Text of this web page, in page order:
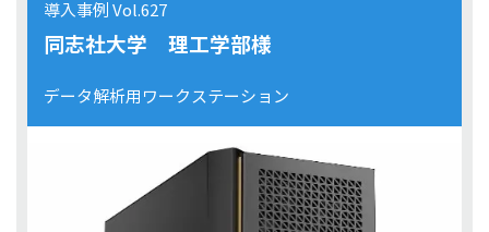
導入事例 Vol.627
同志社大学 理工学部様
データ解析用ワークステーション